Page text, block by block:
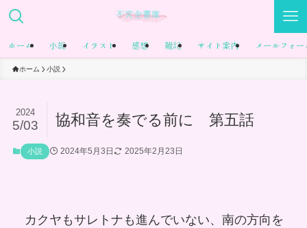
ホーム 小説 イラスト 感想 雑記 サイト案内 メールフォー
ホーム 小説
協和音を奏でる前に 第五話
2024
5/03
小説 2024年5月3日 2025年2月23日
カクヤもサレトナも進んでいない、南の方向を